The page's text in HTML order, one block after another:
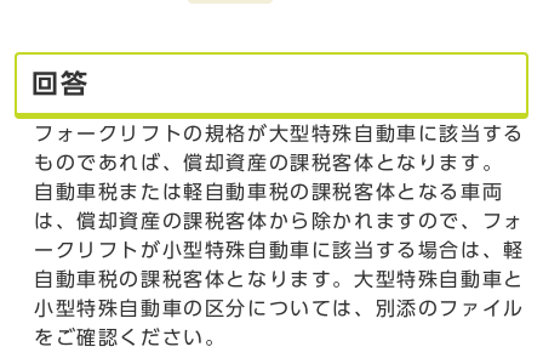
回答
フォークリフトの規格が大型特殊自動車に該当する
ものであれば、償却資産の課税客体となります。
自動車税または軽自動車税の課税客体となる車両
は、償却資産の課税客体から除かれますので、フォ
ークリフトが小型特殊自動車に該当する場合は、軽
自動車税の課税客体となります。大型特殊自動車と
小型特殊自動車の区分については、別添のファイル
をご確認ください。